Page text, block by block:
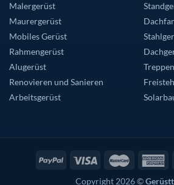
Malergerüst
Maurergerüst
Mobiles Gerüst
Rahmengerüst
Alugerüst
Renovieren und Sanieren
Arbeitsgerüst
Copyright 2026 ©